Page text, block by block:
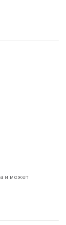
и может